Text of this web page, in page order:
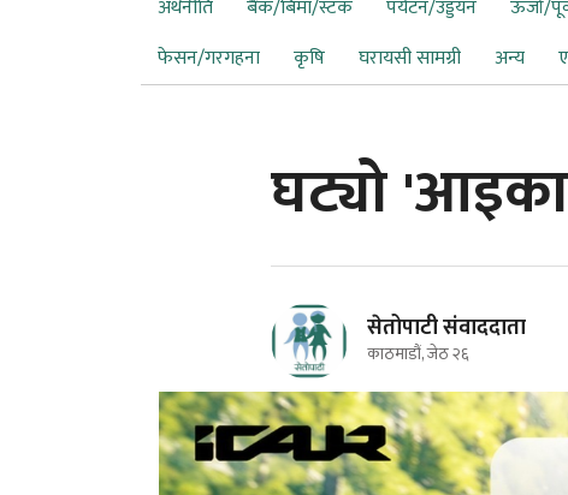
अर्थनीति बैंक/बिमा/स्टक पर्यटन/उड्डयन ऊर्जा/
फेसन/गरगहना
कृषि घरायसी सामग्री अन्य
घट्यो
सेतोपाटी संवाददाता
काठमाडौं, जेठ २६